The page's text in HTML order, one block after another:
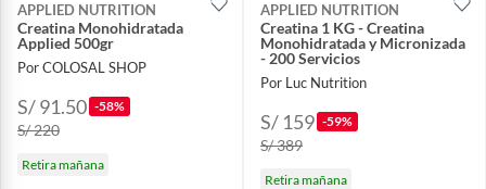
APPLIED NUTRITION
Creatina Monohidratada
Applied 500gr
Por COLOSAL SHOP
S/ 91.50 -58%
S/ 220
Retira mañana
APPLIED NUTRITION
Creatina 1 KG - Creatina
Monohidratada y Micronizada
- 200 Servicios
Por Luc Nutrition
S/ 159 -59%
S/ 389
Retira mañana